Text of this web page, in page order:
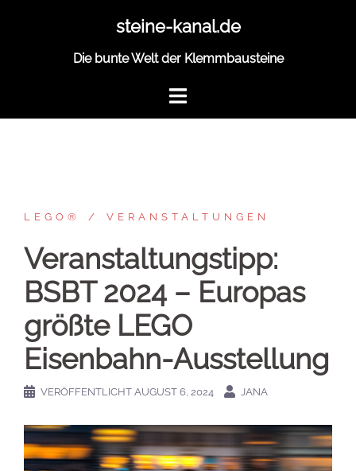
steine-kanal.de
Die bunte Welt der Klemmbausteine
LEGO® VERANSTALTUNGEN
Veranstaltungstipp:
BSBT 2024 – Europas
größte LEGO
Eisenbahn-Ausstellung
VERÖFFENTLICHT AUGUST 6, 2024 JANA